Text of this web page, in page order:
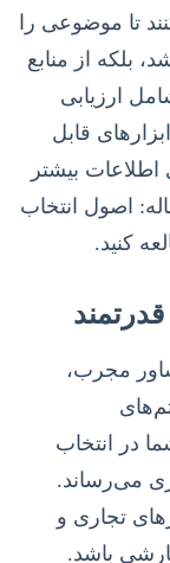
تا موضوعی را
بلکه از منابع
ارزیابی
قابل
بیشتر
اصول انتخاب
کنید.
مجرب،
در انتخاب
می‌رساند.
تجاری و
باشد.